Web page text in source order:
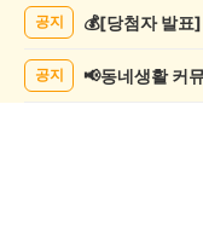
목
공지
공지 📢동네생활 커